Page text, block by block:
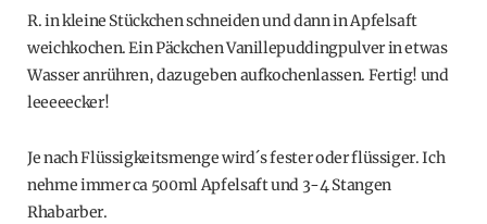
R. in kleine Stückchen schneiden und dann in Apfelsaft
weichkochen. Ein Päckchen Vanillepuddingpulver in etwas
Wasser anrühren, dazugeben aufkochenlassen. Fertig! und
leeeeecker!
Je nach Flüssigkeitsmenge wird´s fester oder flüssiger. Ich
nehme immer ca 500ml Apfelsaft und 3-4 Stangen
Rhabarber.